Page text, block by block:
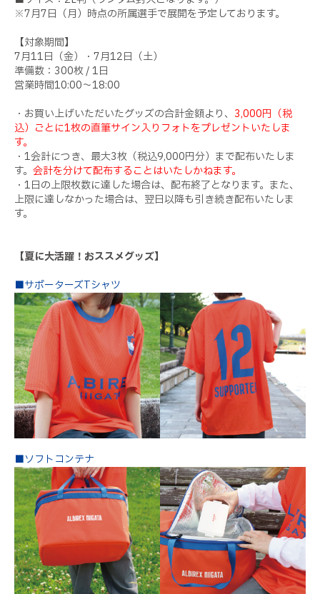
※7月7日（月）時点の所属選手で展開を予定しております。
【対象期間】
7月11日（金）・7月12日（土）
準備数：300枚 / 1日
営業時間10:00～18:00
・お買い上げいただいたグッズの合計金額より、 3,000円（税
込）ごとに1枚の直筆サイン入りフォトをプレゼントいたしま
す。
・1会計につき、最大3枚（税込9,000円分）まで配布いたしま
す。 会計を分けて配布することはいたしかねます。
・1日の上限枚数に達した場合は、配布終了となります。また、
上限に達しなかった場合は、翌日以降も引き続き配布いたしま
す。
【夏に大活躍！おススメグッズ】
■サポーターズTシャツ
■ソフトコンテナ